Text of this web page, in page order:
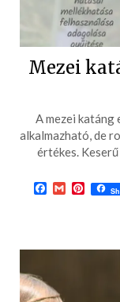
Mezei
A mezei katáng
alkalmazható, de
értékes.
Facebook
Gmail